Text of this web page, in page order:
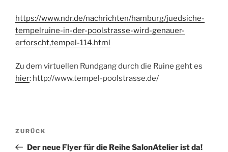
https://www.ndr.de/nachrichten/hamburg/juedsiche-
tempelruine-in-der-poolstrasse-wird-genauer-
erforscht,tempel-114.html
Zu dem virtuellen Rundgang durch die Ruine geht es
hier: http://www.tempel-poolstrasse.de/
Beitragsnavigation
Vorheriger
Beitrag
ZURÜCK
Der neue Flyer für die Reihe SalonAtelier ist da!